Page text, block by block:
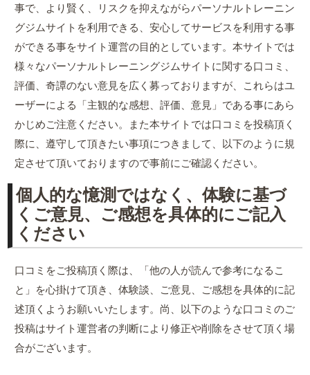
事で、より賢く、リスクを抑えながらパーソナルトレーニン
グジムサイトを利用できる、安心してサービスを利用する事
ができる事をサイト運営の目的としています。本サイトでは
様々なパーソナルトレーニングジムサイトに関する口コミ、
評価、奇譚のない意見を広く募っておりますが、これらはユ
ーザーによる「主観的な感想、評価、意見」である事にあら
かじめご注意ください。また本サイトでは口コミを投稿頂く
際に、遵守して頂きたい事項につきまして、以下のように規
定させて頂いておりますので事前にご確認ください。
個人的な憶測ではなく、体験に基づ
くご意見、ご感想を具体的にご記入
ください
口コミをご投稿頂く際は、「他の人が読んで参考になるこ
と」を心掛けて頂き、体験談、ご意見、ご感想を具体的に記
述頂くようお願いいたします。尚、以下のような口コミのご
投稿はサイト運営者の判断により修正や削除をさせて頂く場
合がございます。